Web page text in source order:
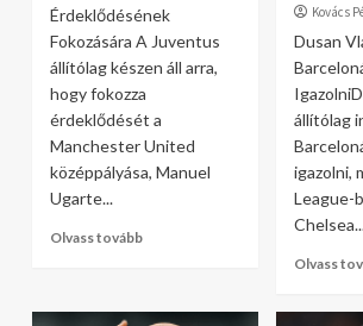
Érdeklődésének
Fokozására A Juventus
állítólag készen áll arra,
hogy fokozza
érdeklődését a
Manchester United
középpályása, Manuel
Ugarte...
Olvass tovább
Kovács
Dusan
állítólag
igazolni,
League-
Olvass